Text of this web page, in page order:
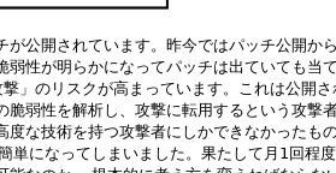
が公開されています。昨今ではパッチ公開か
弱性が明らかになってパッチは出ていても当
」のリスクが高まっています。これは公開
脆弱性を解析し、攻撃に転用するという攻撃
度な技術を持つ攻撃者にしかできなかったも
単になってしまいました。果たして月1回程